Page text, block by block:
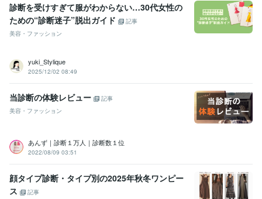
診断を受けすぎて服がわからない…30代女性の
ための“診断迷子”脱出ガイド
記事
美容・ファッション
yuki_Stylique
2025/12/02 08:49
当診断の体験レビュー
記事
美容・ファッション
あんず｜診断１万人｜診断数１位
2022/08/09 03:51
顔タイプ診断・タイプ別の2025年秋冬ワンピー
ス
記事